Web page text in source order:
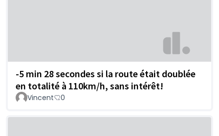
-5 min 28 secondes si la route était doublée
en totalité à 110km/h, sans intérêt!
Vincent 0